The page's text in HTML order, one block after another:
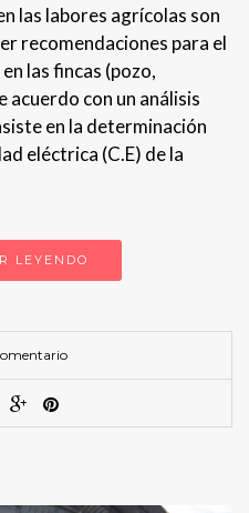
las labores agrícolas son
recomendaciones para el
las fincas (pozo,
con un análisis
en la determinación
eléctrica (C.E) de la
LEYENDO